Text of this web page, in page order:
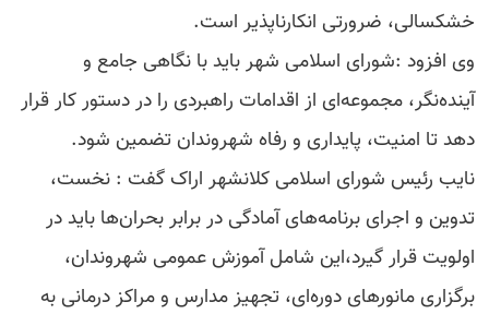
خشکسالی، ضرورتی انکارناپذیر است.
وی افزود :شورای اسلامی شهر باید با نگاهی جامع و
آینده‌نگر، مجموعه‌ای از اقدامات راهبردی را در دستور کار قرار
دهد تا امنیت، پایداری و رفاه شهروندان تضمین شود.
نایب رئیس شورای اسلامی کلانشهر اراک گفت : نخست،
تدوین و اجرای برنامه‌های آمادگی در برابر بحران‌ها باید در
اولویت قرار گیرد،این شامل آموزش عمومی شهروندان،
برگزاری مانورهای دوره‌ای، تجهیز مدارس و مراکز درمانی به